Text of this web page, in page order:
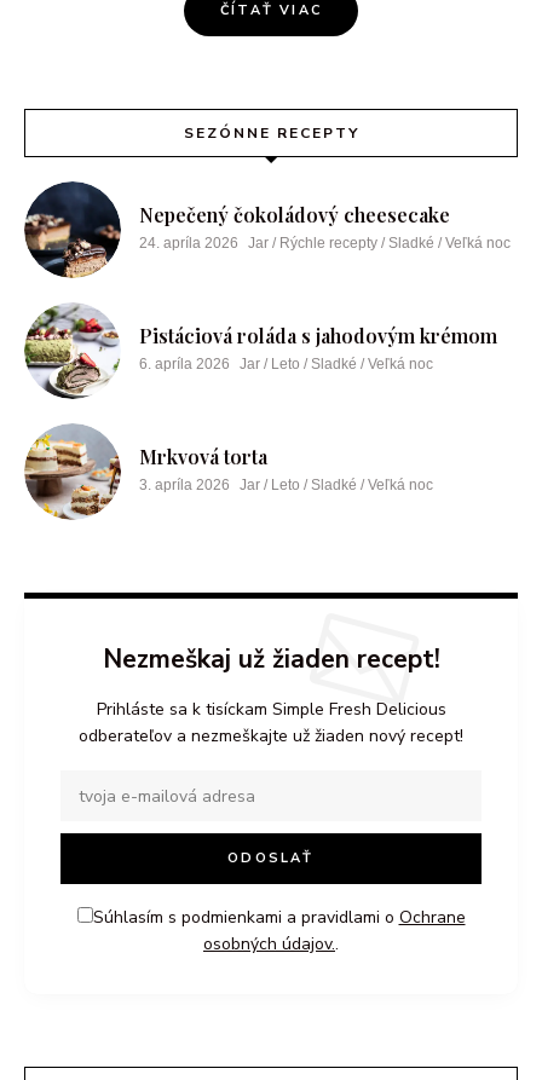
ČÍTAŤ VIAC
SEZÓNNE RECEPTY
Nepečený čokoládový cheesecake
24. apríla 2026 Jar / Rýchle recepty / Sladké / Veľká noc
Pistáciová roláda s jahodovým krémom
6. apríla 2026 Jar / Leto / Sladké / Veľká noc
Mrkvová torta
3. apríla 2026 Jar / Leto / Sladké / Veľká noc
Nezmeškaj už žiaden recept!
Prihláste sa k tisíckam Simple Fresh Delicious
odberateľov a nezmeškajte už žiaden nový recept!
Súhlasím s podmienkami a pravidlami o Ochrane
osobných údajov..